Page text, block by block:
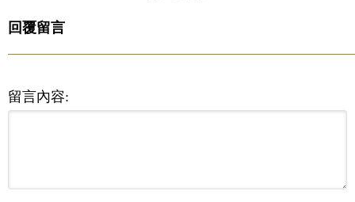
回覆留言
留言內容: